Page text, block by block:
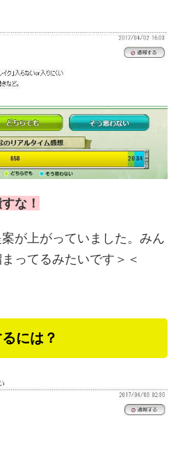
な！
が上がっていました。みん
ってるみたいです＞＜
には？